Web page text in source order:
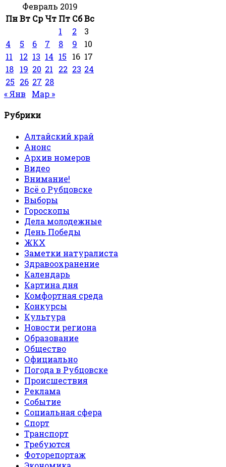
Февраль 2019
ПнВт Ср Чт Пт СбВс
1
2
3
4
5 6 7 8 9
10
11
12 13 14 15 16 17
18
19 20 21 22 23 24
25 26 27 28
« Янв
Мар »
Рубрики
Алтайский край
Анонс
Архив номеров
Видео
Внимание!
Всё о Рубцовске
Выборы
Гороскопы
Дела молодежные
День Победы
ЖКХ
Заметки натуралиста
Здравоохранение
Календарь
Картина дня
Комфортная среда
Конкурсы
Культура
Новости региона
Образование
Общество
Официально
Погода в Рубцовске
Происшествия
Реклама
Событие
Социальная сфера
Спорт
Транспорт
Требуются
Фоторепортаж